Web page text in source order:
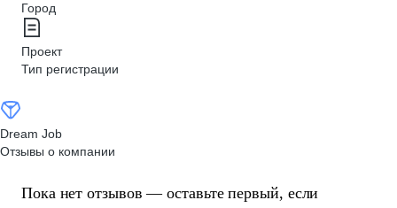
Город
Проект
Тип регистрации
Dream Job
Отзывы о компании
Пока нет отзывов — оставьте первый, если